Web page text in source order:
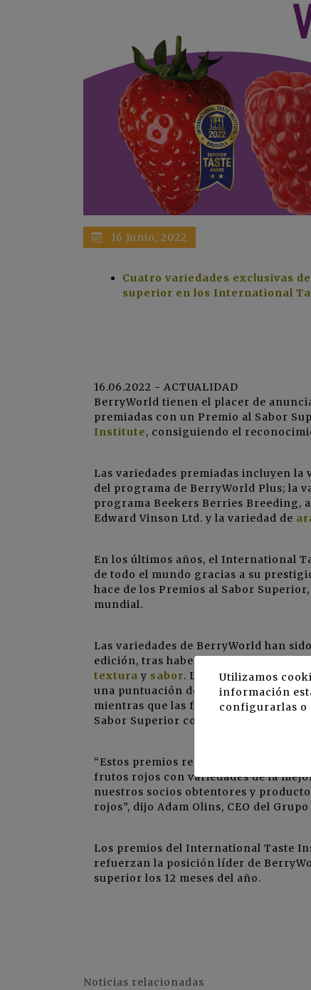
16 Junio, 2022
Cuatro variedades exclusivas
superior en los International
16.06.2022 - ACTUALIDAD
BerryWorld tienen el placer de
premiadas con un Premio al Sabor
Institute, consiguiendo el
Las variedades premiadas incluyen la
del programa de BerryWorld Plus; la
programa Beekers Berries Breeding,
Edward Vinson Ltd. y la variedad de
En los últimos años, el International
de todo el mundo gracias a su
hace de los Premios al Sabor
mundial.
Las variedades de BerryWorld han
edición, tras haber sido evaluadas en
textura y sabor. Los arándanos
una puntuación del jurado superior
mientras que las frambuesas
Sabor Superior con 2 estrellas.
“Estos premios reconocen nuestro
frutos rojos con variedades de la
nuestros socios obtentores y
rojos”, dijo Adam Olins, CEO del
Los premios del International Taste
refuerzan la posición líder de
superior los 12 meses del año.
Noticias relacionadas
Utilizamos
información
configurarlas o